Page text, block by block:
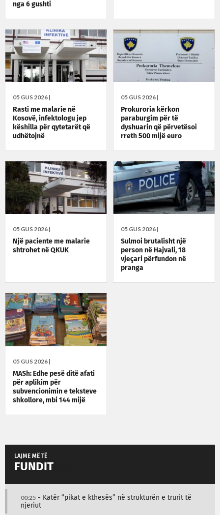
nga 6 gushti
05 GUS 2026 |
Rasti me malarie në
Kosovë, infektologu jep
këshilla për qytetarët që
udhëtojnë
05 GUS 2026 |
Prokuroria kërkon
paraburgim për të
dyshuarin që përvetësoi
rreth 500 mijë euro
05 GUS 2026 |
Një paciente me malarie
shtrohet në QKUK
05 GUS 2026 |
Sulmoi brutalisht një
person në Hajvali, 18
vjeçari përfundon në
pranga
05 GUS 2026 |
MASh: Edhe pesë ditë afati
për aplikim për
subvencionimin e teksteve
shkollore, mbi 144 mijë
LAJME MË TË
FUNDIT
00:25 - Katër “pikat e kthesës” në strukturën e trurit të
njeriut